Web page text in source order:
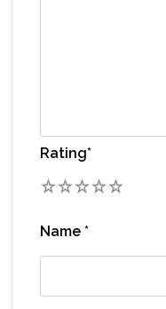
Rating*
5
4
3
2
Name *